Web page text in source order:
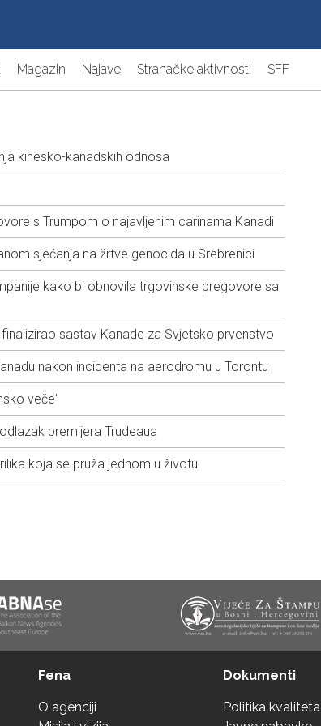
Magazin Najave Stranačke aktivnosti SFF
kinesko-kanadskih odnosa
s Trumpom o najavljenim carinama Kanadi
sjećanja na žrtve genocida u Srebrenici
kako bi obnovila trgovinske pregovore sa
sastav Kanade za Svjetsko prvenstvo
nakon incidenta na aerodromu u Torontu
veče'
premijera Trudeaua
koja se pruža jednom u životu
Fena
O agenciji
Dokumenti
Politika kvaliteta